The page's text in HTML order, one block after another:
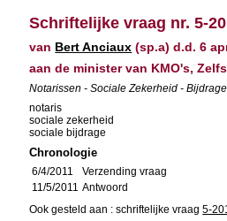
Schriftelijke vraag nr. 5-
van Bert Anciaux (sp.a) d.d. 6
aan de minister van KMO's,
Notarissen - Sociale Zekerheid -
notaris
sociale zekerheid
sociale bijdrage
Chronologie
6/4/2011
Verzending vraag
11/5/2011 Antwoord
Ook gesteld aan : schriftelijke vraag5-